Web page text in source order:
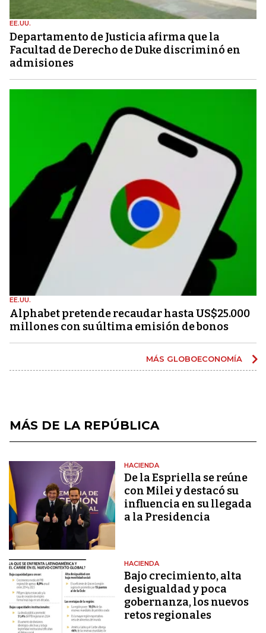
EE.UU.
Departamento de Justicia afirma que la
Facultad de Derecho de Duke discriminó en
admisiones
EE.UU.
Alphabet pretende recaudar hasta US$25.000
millones con su última emisión de bonos
MÁS GLOBOECONOMÍA
MÁS DE LA REPÚBLICA
HACIENDA
De la Espriella se reúne
con Milei y destacó su
influencia en su llegada
a la Presidencia
HACIENDA
Bajo crecimiento, alta
desigualdad y poca
gobernanza, los nuevos
retos regionales